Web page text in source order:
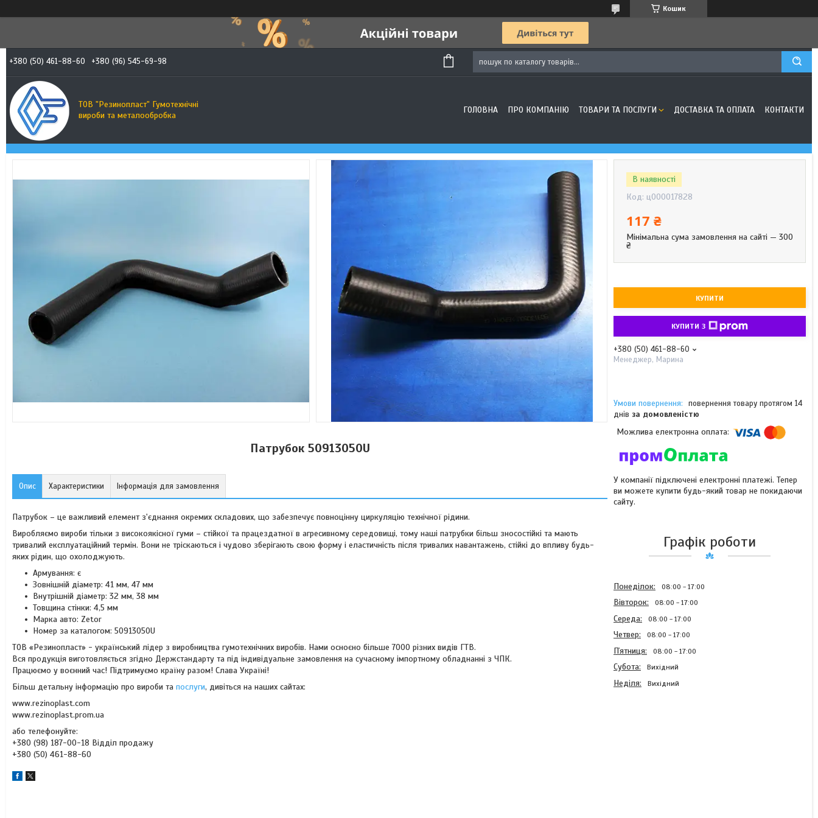
Кошик
+380 (50) 461-88-60 +380 (96) 545-69-98
ТОВ "Резинопласт" Гумотехнічні
вироби та металообробка
ГОЛОВНА ПРО КОМПАНІЮ ТОВАРИ ТА ПОСЛУГИ ДОСТАВКА ТА ОПЛАТА КОНТАКТИ
Патрубок 50913050U
Опис Характеристики Інформація для замовлення
Патрубок – це важливий елемент з'єднання окремих складових, що забезпечує повноцінну циркуляцію технічної рідини.
Виробляємо вироби тільки з високоякісної гуми – стійкої та працездатної в агресивному середовищі, тому наші патрубки більш зносостійкі та мають
тривалий експлуатаційний термін. Вони не тріскаються і чудово зберігають свою форму і еластичність після тривалих навантажень, стійкі до впливу будь-
яких рідин, що охолоджують.
Армування: є
Зовнішній діаметр: 41 мм, 47 мм
Внутрішній діаметр: 32 мм, 38 мм
Товщина стінки: 4,5 мм
Марка авто: Zetor
Номер за каталогом: 50913050U
ТОВ «Резинопласт» - український лідер з виробництва гумотехнічних виробів. Нами осноєно більше 7000 різних видів ГТВ.
Вся продукція виготовляється згідно Держстандарту та під індивідуальне замовлення на сучасному імпортному обладнанні з ЧПК.
Працюємо у воєнний час! Підтримуємо країну разом! Слава Україні!
Більш детальну інформацію про вироби та послуги, дивіться на наших сайтах:
www.rezinoplast.com
www.rezinoplast.prom.ua
або телефонуйте:
+380 (98) 187-00-18 Відділ продажу
+380 (50) 461-88-60
В наявності
Код: ц000017828
117 ₴
Мінімальна сума замовлення на сайті — 300
₴
КУПИТИ
КУПИТИ З
+380 (50) 461-88-60
Менеджер, Марина
повернення товару протягом 14
днів за домовленістю
У компанії підключені електронні платежі. Тепер
ви можете купити будь-який товар не покидаючи
сайту.
Графік роботи
Понеділок 08:00 17:00
Вівторок 08:00 17:00
Середа 08:00 17:00
Четвер 08:00 17:00
Пʼятниця 08:00 17:00
Субота Вихідний
Неділя Вихідний